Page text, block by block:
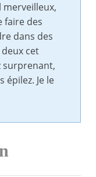
merveilleux,
faire des
dans des
cet
surprenant,
épilez. Je le